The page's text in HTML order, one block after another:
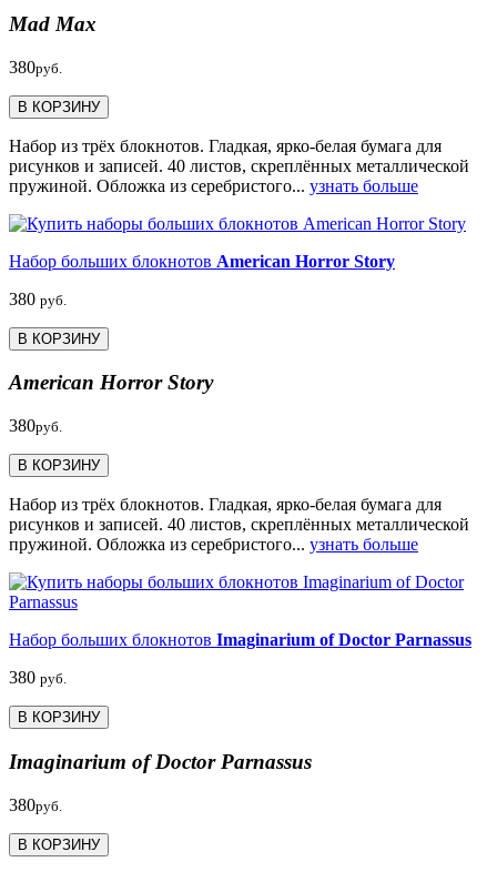
Mad Max
380руб.
В КОРЗИНУ
Набор из трёх блокнотов. Гладкая, ярко-белая бумага для
рисунков и записей. 40 листов, скреплённых металлической
пружиной. Обложка из серебристого... узнать больше
Набор больших блокнотов American Horror Story
380 руб.
В КОРЗИНУ
American Horror Story
380руб.
В КОРЗИНУ
Набор из трёх блокнотов. Гладкая, ярко-белая бумага для
рисунков и записей. 40 листов, скреплённых металлической
пружиной. Обложка из серебристого... узнать больше
Набор больших блокнотов Imaginarium of Doctor Parnassus
380 руб.
В КОРЗИНУ
Imaginarium of Doctor Parnassus
380руб.
В КОРЗИНУ